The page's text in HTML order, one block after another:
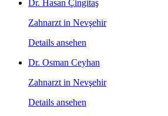
Dr. Hasan Çingitaş
Zahnarzt in Nevşehir
Details ansehen
Dr. Osman Ceyhan
Zahnarzt in Nevşehir
Details ansehen